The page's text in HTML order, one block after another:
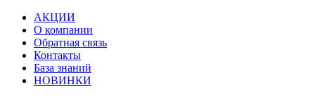
АКЦИИ
О компании
Обратная связь
Контакты
База знаний
НОВИНКИ